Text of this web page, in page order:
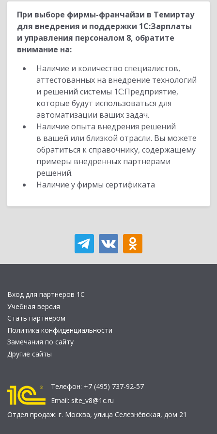
При выборе фирмы-франчайзи в Темиртау
для внедрения и поддержки 1С:Зарплаты
и управления персоналом 8, обратите
внимание на:
Наличие и количество специалистов,
аттестованных на внедрение технологий
и решений системы 1С:Предприятие,
которые будут использоваться для
автоматизации ваших задач.
Наличие опыта внедрения решений
в вашей или близкой отрасли. Вы можете
обратиться к справочнику, содержащему
примеры внедренных партнерами
решений.
Наличие у фирмы сертификата
Вход для партнеров 1С
Учебная версия
Стать партнером
Политика конфиденциальности
Замечания по сайту
Другие сайты
Телефон: +7 (495) 737-92-57
Email: site_v8@1c.ru
Отдел продаж: г. Москва, улица Селезнёвская, дом 21